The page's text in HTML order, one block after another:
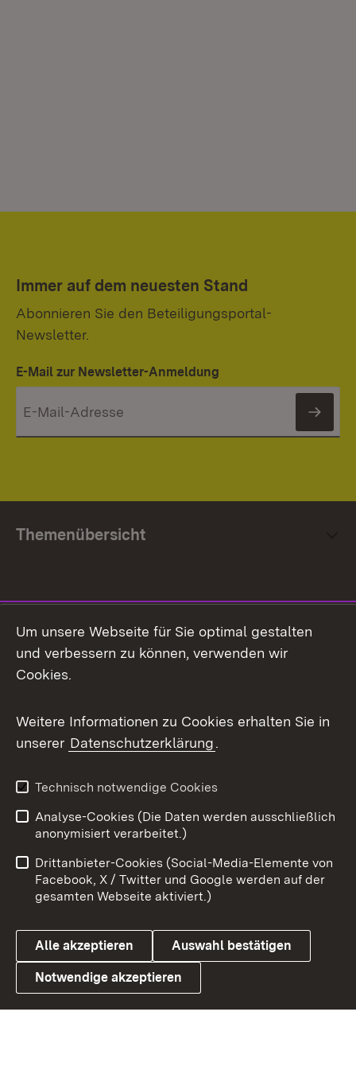
Immer auf dem neuesten Stand
Abonnieren Sie den Beteiligungsportal-
Newsletter.
E-Mail zur Newsletter-Anmeldung
Themenübersicht
Facebook
X / Twitter
Youtube
Link zum Landesportal
Impressum
Kontakt
Barrierefreiheit
Datenschutz
Cookies
Um unsere Webseite für Sie optimal gestalten
und verbessern zu können, verwenden wir
Cookies.
Weitere Informationen zu Cookies erhalten Sie in
unserer Datenschutzerklärung.
Technisch notwendige Cookies
Analyse-Cookies (Die Daten werden ausschließlich
anonymisiert verarbeitet.)
Drittanbieter-Cookies (Social-Media-Elemente von
Facebook, X / Twitter und Google werden auf der
gesamten Webseite aktiviert.)
Alle akzeptieren Auswahl bestätigen
Notwendige akzeptieren